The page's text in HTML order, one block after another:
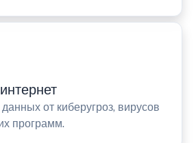
от киберугроз, вирусов
программ.